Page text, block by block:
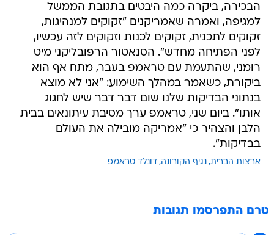
הבכירה, ביקרה כמה היבטים בתגובת הממשל
למגיפה, ואמרה שאמריקנים "זקוקים למנהיגות,
זקוקים לתכנית, זקוקים לכנות וזקוקים לזה עכשיו,
לפני הפתיחה מחדש". הסנאטור הרפובליקני מיט
רומני, שהתעמת עם טראמפ בעבר, מתח אף הוא
ביקורת, כשאמר במהלך השימוע: "אני לא מוצא
בנתוני הבדיקות שלנו שום דבר דבר שיש לחגוג
אותו". ביום שני, טראמפ ערך מסיבת עיתונאים בבית
הלבן והצהיר כי "אמריקה מובילה את העולם
בבדיקות".
ארצות הברית נגיף הקורונה דונלד טראמפ
טרם התפרסמו תגובות